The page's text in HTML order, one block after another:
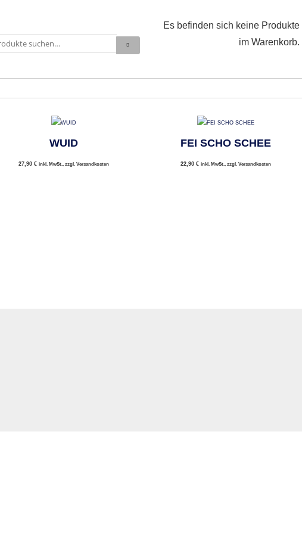
Es befinden sich keine Produkte
im Warenkorb.
WUID
27,90 € inkl. MwSt., zzgl. Versandkosten
FEI SCHO SCHEE
22,90 € inkl. MwSt., zzgl. Versandkosten